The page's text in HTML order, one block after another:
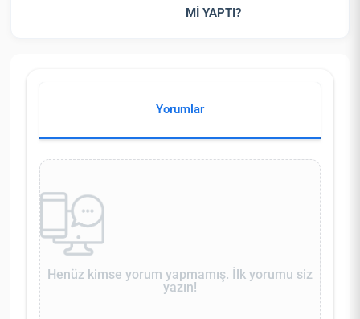
Mİ YAPTI?
Yorumlar
Henüz kimse yorum yapmamış. İlk yorumu siz
yazın!